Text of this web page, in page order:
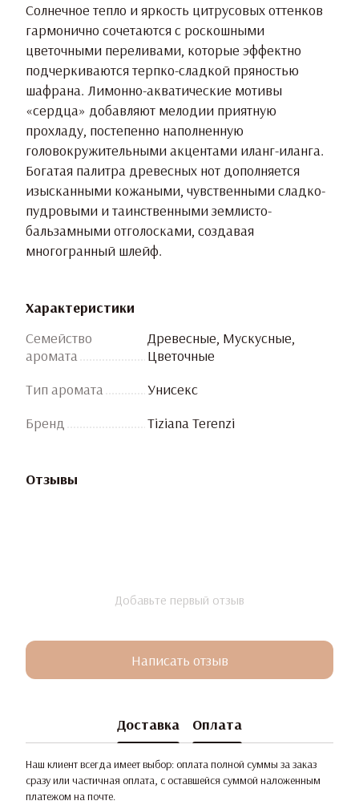
Солнечное тепло и яркость цитрусовых оттенков
гармонично сочетаются с роскошными
цветочными переливами, которые эффектно
подчеркиваются терпко-сладкой пряностью
шафрана. Лимонно-акватические мотивы
«сердца» добавляют мелодии приятную
прохладу, постепенно наполненную
головокружительными акцентами иланг-иланга.
Богатая палитра древесных нот дополняется
изысканными кожаными, чувственными сладко-
пудровыми и таинственными землисто-
бальзамными отголосками, создавая
многогранный шлейф.
Характеристики
Семейство
аромата
Древесные, Мускусные,
Цветочные
Тип аромата
Унисекс
Бренд
Tiziana Terenzi
Отзывы
Добавьте первый отзыв
Написать отзыв
Доставка Оплата
Наш клиент всегда имеет выбор: оплата полной суммы за заказ
сразу или частичная оплата, с оставшейся суммой наложенным
платежом на почте.